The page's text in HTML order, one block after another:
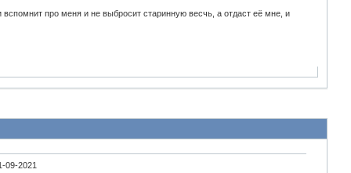
вспомнит про меня и не выбросит старинную весчь, а отдаст её мне, и
09-2021